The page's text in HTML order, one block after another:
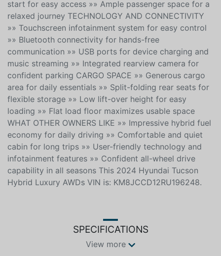
for tailored support »» Keyless entry and push-button
start for easy access »» Ample passenger space for a
relaxed journey TECHNOLOGY AND CONNECTIVITY
»» Touchscreen infotainment system for easy control
»» Bluetooth connectivity for hands-free
communication »» USB ports for device charging and
music streaming »» Integrated rearview camera for
confident parking CARGO SPACE »» Generous cargo
area for daily essentials »» Split-folding rear seats for
flexible storage »» Low lift-over height for easy
loading »» Flat load floor maximizes usable space
WHAT OTHER OWNERS LIKE »» Impressive hybrid fuel
economy for daily driving »» Comfortable and quiet
cabin for long trips »» User-friendly technology and
infotainment features »» Confident all-wheel drive
capability in all seasons This 2024 Hyundai Tucson
SPECIFICATIONS